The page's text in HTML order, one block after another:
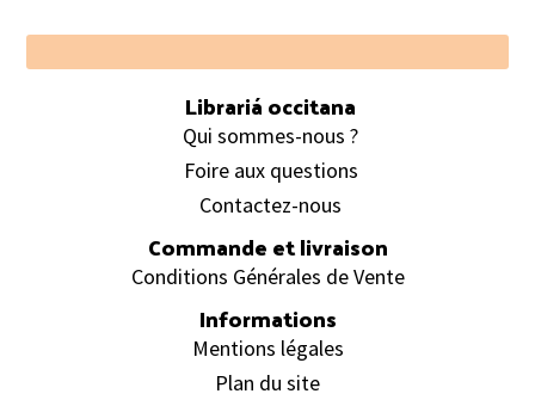
Footer
Librariá occitana
Qui sommes-nous ?
Foire aux questions
Contactez-nous
Commande et livraison
Conditions Générales de Vente
Informations
Mentions légales
Plan du site